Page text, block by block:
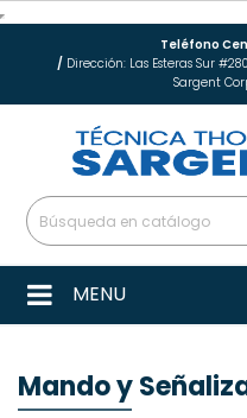
Teléfono
/Dirección: Las Esteras Sur
Sargent
MENU
Mando y